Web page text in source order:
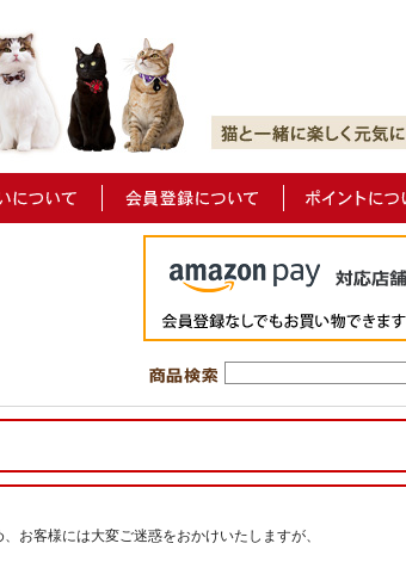
お客様には大変ご迷惑をおかけいたしますが、